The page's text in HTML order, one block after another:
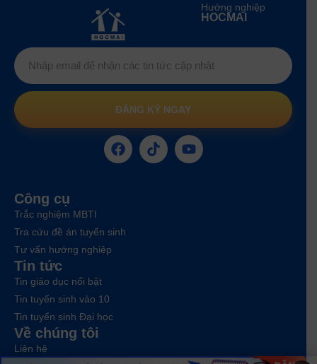
Hướng nghiệp
HOCMAI
ĐĂNG KÝ NGAY
Công cụ
Trắc nghiệm MBTI
Tra cứu đề án tuyển sinh
Tư vấn hướng nghiệp
Tin tức
Tin giáo dục nổi bật
Tin tuyển sinh vào 10
Tin tuyển sinh Đại học
Về chúng tôi
Liên hệ